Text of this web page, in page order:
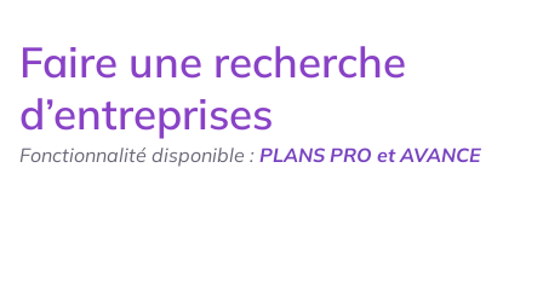
Faire une recherche
d’entreprises
Fonctionnalité disponible : PLANS PRO et AVANCE